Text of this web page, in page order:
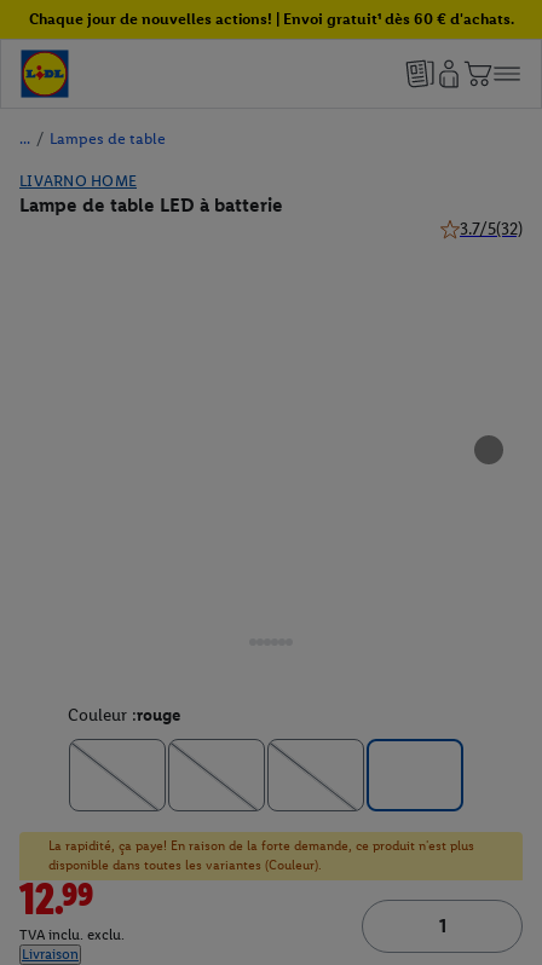
Chaque jour de nouvelles actions! | Envoi gratuit¹ dès 60 € d'achats.
/ Lampes de table
LIVARNO HOME
Lampe de table LED à batterie
3.7/5(32)
Couleur :rouge
La rapidité, ça paye! En raison de la forte demande, ce produit n'est plus
disponible dans toutes les variantes (Couleur).
12.99
TVA inclu. exclu.
Livraison